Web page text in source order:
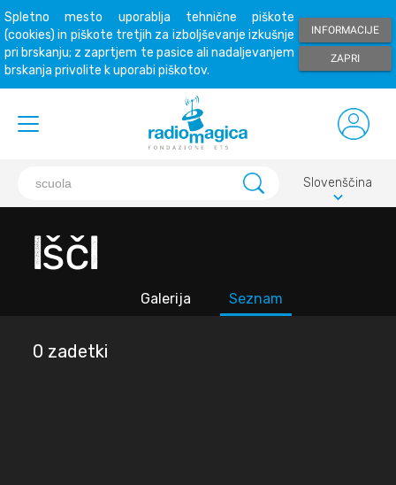
Spletno mesto uporablja tehnične piškote
(cookies) in piškote tretjih za izboljševanje izkušnje
pri brskanju; z zaprtjem te pasice ali nadaljevanjem
brskanja privolite k uporabi piškotov.
INFORMACIJE
ZAPRI
Slovenščina
keyboard_arrow_down
Išči
Galerija Seznam
0 zadetki